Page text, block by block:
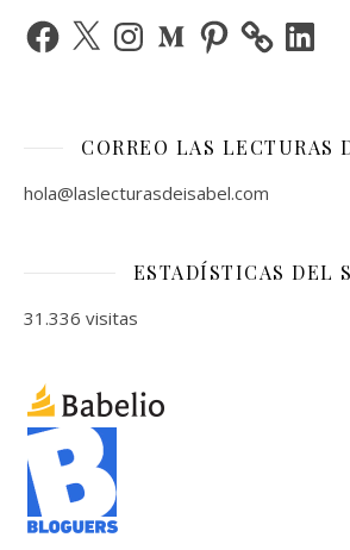
Facebook
X InstagramMediumPinterest LinkedIn
CORREO LAS LECTURAS
hola@laslecturasdeisabel.com
ESTADÍSTICAS DEL
31.336 visitas